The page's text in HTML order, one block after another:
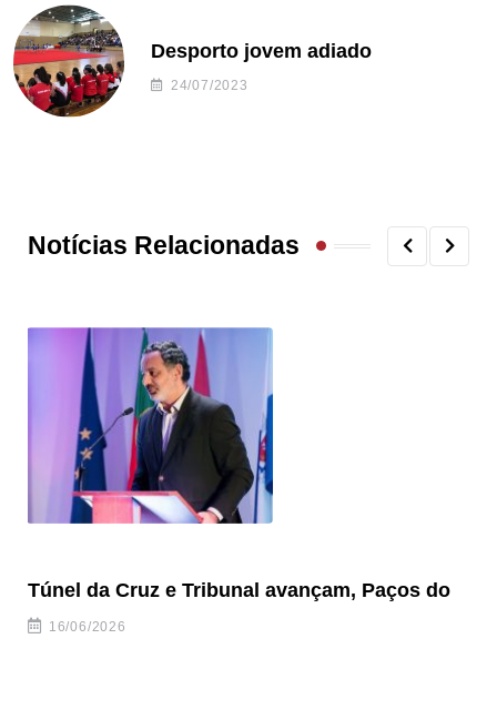
Desporto jovem adiado
24/07/2023
Notícias Relacionadas
Túnel da Cruz e Tribunal avançam, Paços do
16/06/2026